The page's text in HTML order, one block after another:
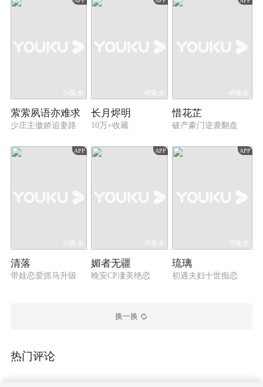
情仇。康熙以仁德治国的理念终于打动了易欢，
24集全
萦萦夙语亦难求
少庄主傲娇追妻路
40集全
长月烬明
10万+收藏
40集全
惜花芷
破产豪门逆袭翻盘
APP
24集全
清落
带娃恋爱抓马升级
APP
36集全
媚者无疆
晚安CP凄美绝恋
APP
59集全
琉璃
初遇夫妇十世痴恋
换一换
热门评论